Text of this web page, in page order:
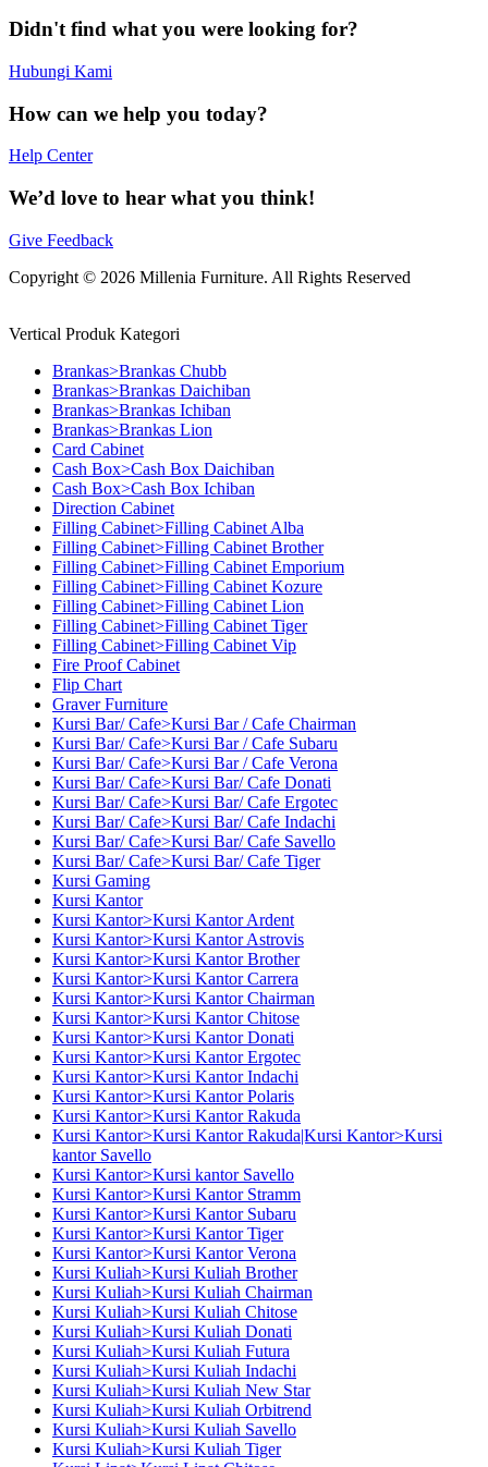
Didn't find what you were looking for?
Hubungi Kami
How can we help you today?
Help Center
We’d love to hear what you think!
Give Feedback
Copyright © 2026 Millenia Furniture. All Rights Reserved
Vertical Produk Kategori
Brankas>Brankas Chubb
Brankas>Brankas Daichiban
Brankas>Brankas Ichiban
Brankas>Brankas Lion
Card Cabinet
Cash Box>Cash Box Daichiban
Cash Box>Cash Box Ichiban
Direction Cabinet
Filling Cabinet>Filling Cabinet Alba
Filling Cabinet>Filling Cabinet Brother
Filling Cabinet>Filling Cabinet Emporium
Filling Cabinet>Filling Cabinet Kozure
Filling Cabinet>Filling Cabinet Lion
Filling Cabinet>Filling Cabinet Tiger
Filling Cabinet>Filling Cabinet Vip
Fire Proof Cabinet
Flip Chart
Graver Furniture
Kursi Bar/ Cafe>Kursi Bar / Cafe Chairman
Kursi Bar/ Cafe>Kursi Bar / Cafe Subaru
Kursi Bar/ Cafe>Kursi Bar / Cafe Verona
Kursi Bar/ Cafe>Kursi Bar/ Cafe Donati
Kursi Bar/ Cafe>Kursi Bar/ Cafe Ergotec
Kursi Bar/ Cafe>Kursi Bar/ Cafe Indachi
Kursi Bar/ Cafe>Kursi Bar/ Cafe Savello
Kursi Bar/ Cafe>Kursi Bar/ Cafe Tiger
Kursi Gaming
Kursi Kantor
Kursi Kantor>Kursi Kantor Ardent
Kursi Kantor>Kursi Kantor Astrovis
Kursi Kantor>Kursi Kantor Brother
Kursi Kantor>Kursi Kantor Carrera
Kursi Kantor>Kursi Kantor Chairman
Kursi Kantor>Kursi Kantor Chitose
Kursi Kantor>Kursi Kantor Donati
Kursi Kantor>Kursi Kantor Ergotec
Kursi Kantor>Kursi Kantor Indachi
Kursi Kantor>Kursi Kantor Polaris
Kursi Kantor>Kursi Kantor Rakuda
Kursi Kantor>Kursi Kantor Rakuda|Kursi Kantor>Kursi
kantor Savello
Kursi Kantor>Kursi kantor Savello
Kursi Kantor>Kursi Kantor Stramm
Kursi Kantor>Kursi Kantor Subaru
Kursi Kantor>Kursi Kantor Tiger
Kursi Kantor>Kursi Kantor Verona
Kursi Kuliah>Kursi Kuliah Brother
Kursi Kuliah>Kursi Kuliah Chairman
Kursi Kuliah>Kursi Kuliah Chitose
Kursi Kuliah>Kursi Kuliah Donati
Kursi Kuliah>Kursi Kuliah Futura
Kursi Kuliah>Kursi Kuliah Indachi
Kursi Kuliah>Kursi Kuliah New Star
Kursi Kuliah>Kursi Kuliah Orbitrend
Kursi Kuliah>Kursi Kuliah Savello
Kursi Kuliah>Kursi Kuliah Tiger